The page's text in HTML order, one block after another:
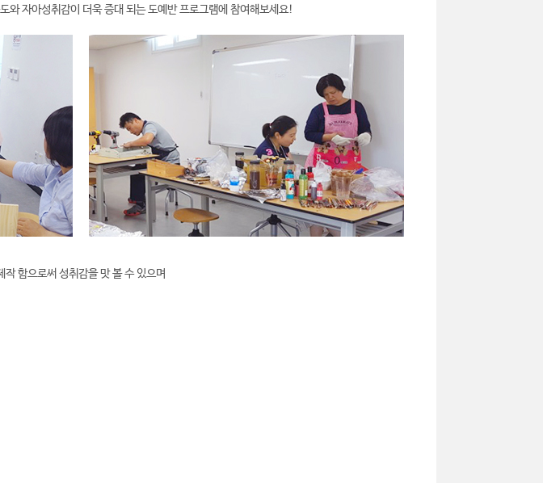
자아성취감이 더욱 증대 되는 도예반 프로그램에 참여해보세요!
함으로써 성취감을 맛 볼 수 있으며